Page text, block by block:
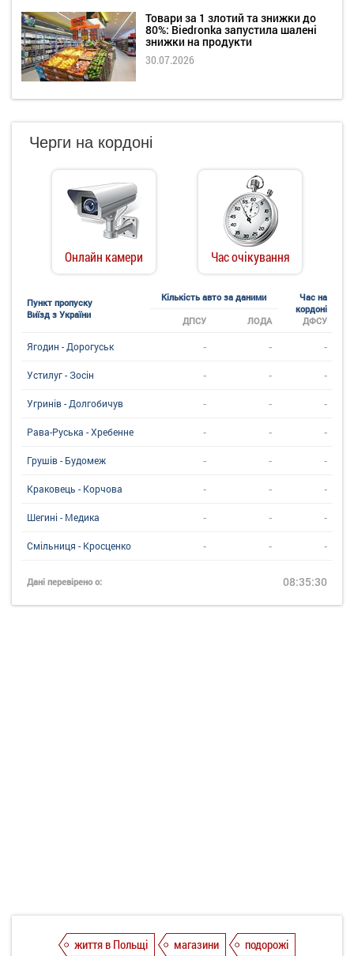
Товари за 1 злотий та знижки до
80%: Biedronka запустила шалені
знижки на продукти
30.07.2026
Черги на кордоні
Онлайн камери Час очікування
Пункт пропуску
Виїзд з України
Кількість авто за даними
Час на
кордоні
ДФСУ
ДПСУ ЛОДА
Ягодин - Дорогуськ - - -
Устилуг - Зосін - - -
Угринiв - Долгобичув - - -
Рава-Руська - Хребенне - - -
Грушів - Будомеж - - -
Краковець - Корчова - - -
Шегині - Медика - - -
Смільниця - Кросценко - - -
Дані перевірено о: 08:35:30
життя в Польщі магазини
подорожі